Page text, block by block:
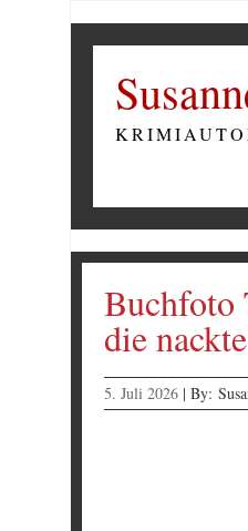
Buchfoto
die
5. Juli 2026 | By: